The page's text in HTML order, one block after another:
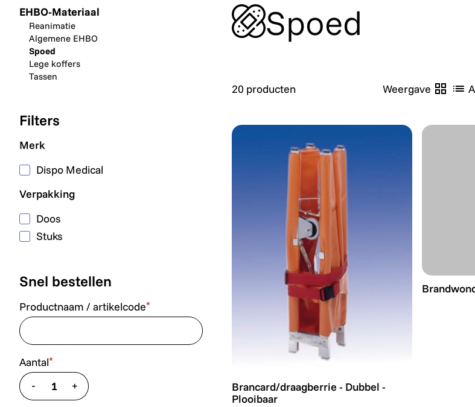
Spoed
20 producten Weergave
Brancard/draagberrie - Dubbel - Plooibaar
Brancard/draagberrie - Dubbel -
Plooibaar
EHBO-Materiaal
Reanimatie
Algemene EHBO
Spoed
Lege koffers
Tassen
Filters
Merk
Dispo Medical
Verpakking
Doos
Stuks
Snel bestellen
Productnaam / artikelcode*
Aantal*
-translate.decrease
+translate.increase